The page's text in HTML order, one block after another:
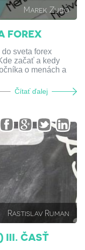
Marek Zubo
FOREX
sveta forex
začať a kedy
o menách a
Čítať ďalej
Rastislav Ruman
III. ČASŤ